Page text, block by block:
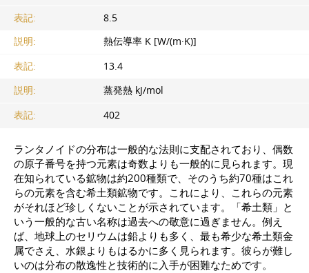
表記:
8.5
説明:
熱伝導率 K [W/(m·K)]
表記:
13.4
説明:
蒸発熱 kJ/mol
表記:
402
ランタノイドの分布は一般的な法則に支配されており、偶数
の原子番号を持つ元素は奇数よりも一般的に見られます。現
在知られている鉱物は約200種類で、そのうち約70種はこれ
らの元素を含む希土類鉱物です。これにより、これらの元素
がそれほど珍しくないことが示されています。「希土類」と
いう一般的な古い名称は過去への敬意に過ぎません。例え
ば、地球上のセリウムは鉛よりも多く、最も希少な希土類金
属でさえ、水銀よりもはるかに多く見られます。彼らが難し
いのは分布の散逸性と技術的に入手が困難なためです。